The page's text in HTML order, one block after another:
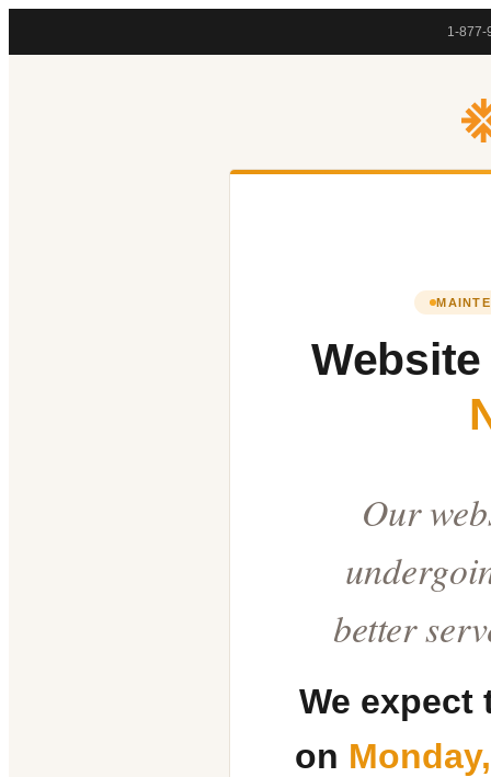
1-877-
Our
better
We expect
on